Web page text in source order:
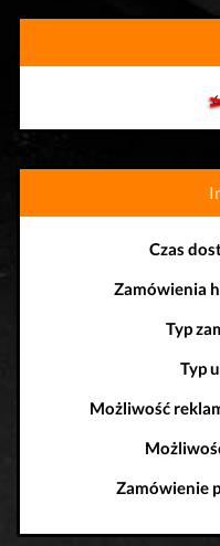
Czas
Zamówienia
Typ
Typ
Możliwość
Zamówienie